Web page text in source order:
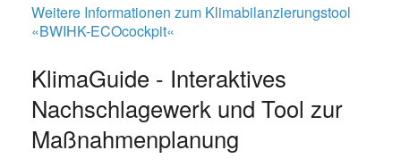
Weitere Informationen zum Klimabilanzierungstool
«BWIHK-ECOcockpit«
KlimaGuide - Interaktives
Nachschlagewerk und Tool zur
Maßnahmenplanung